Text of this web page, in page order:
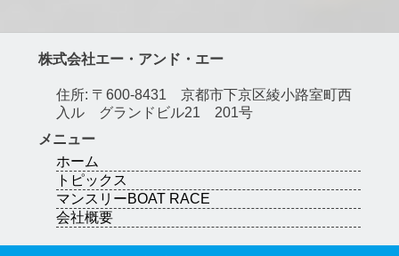
株式会社エー・アンド・エー
住所: 〒600-8431 京都市下京区綾小路室町西
入ル グランドビル21 201号
メニュー
ホーム
トピックス
マンスリーBOAT RACE
会社概要